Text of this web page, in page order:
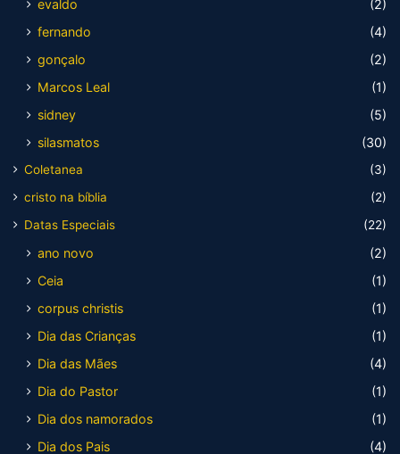
evaldo
(2)
fernando
(4)
gonçalo
(2)
Marcos Leal
(1)
sidney
(5)
silasmatos
(30)
Coletanea
(3)
cristo na bíblia
(2)
Datas Especiais
(22)
ano novo
(2)
Ceia
(1)
corpus christis
(1)
Dia das Crianças
(1)
Dia das Mães
(4)
Dia do Pastor
(1)
Dia dos namorados
(1)
Dia dos Pais
(4)